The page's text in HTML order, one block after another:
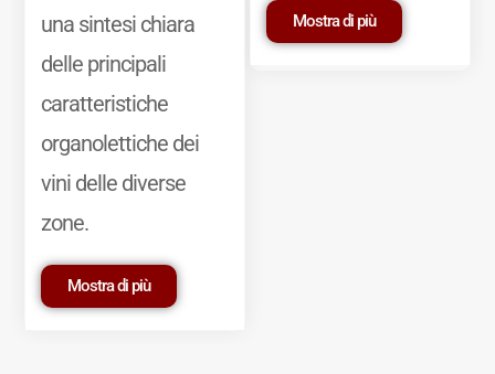
una sintesi chiara
delle principali
caratteristiche
organolettiche dei
vini delle diverse
zone.
Mostra di più
Mostra di più